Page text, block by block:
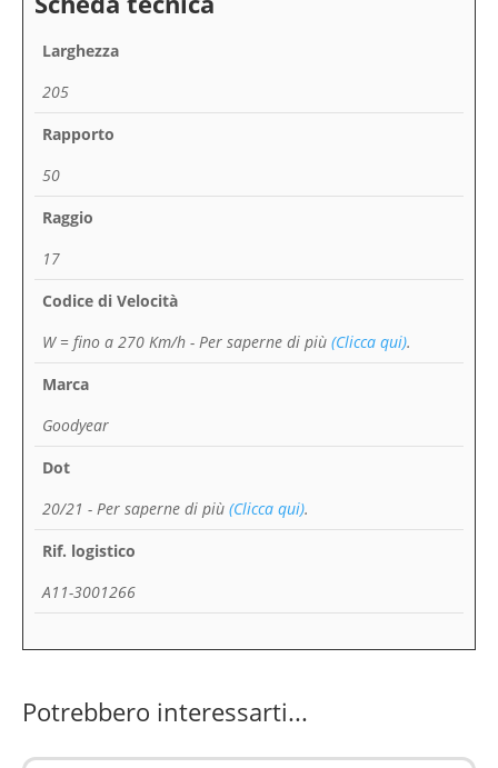
Larghezza
205
Rapporto
50
Raggio
17
Codice di Velocità
W = fino a 270 Km/h - Per saperne di più (Clicca qui).
Marca
Goodyear
Dot
20/21 - Per saperne di più (Clicca qui).
Rif. logistico
A11-3001266
Potrebbero interessarti...